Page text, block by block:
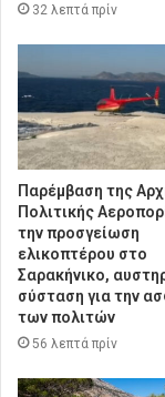
32 λεπτά πρίν
Παρέμβαση της
Πολιτικής
την προσγείωση
ελικοπτέρου στο
Σαρακήνικο,
σύσταση για την
των πολιτών
56 λεπτά πρίν